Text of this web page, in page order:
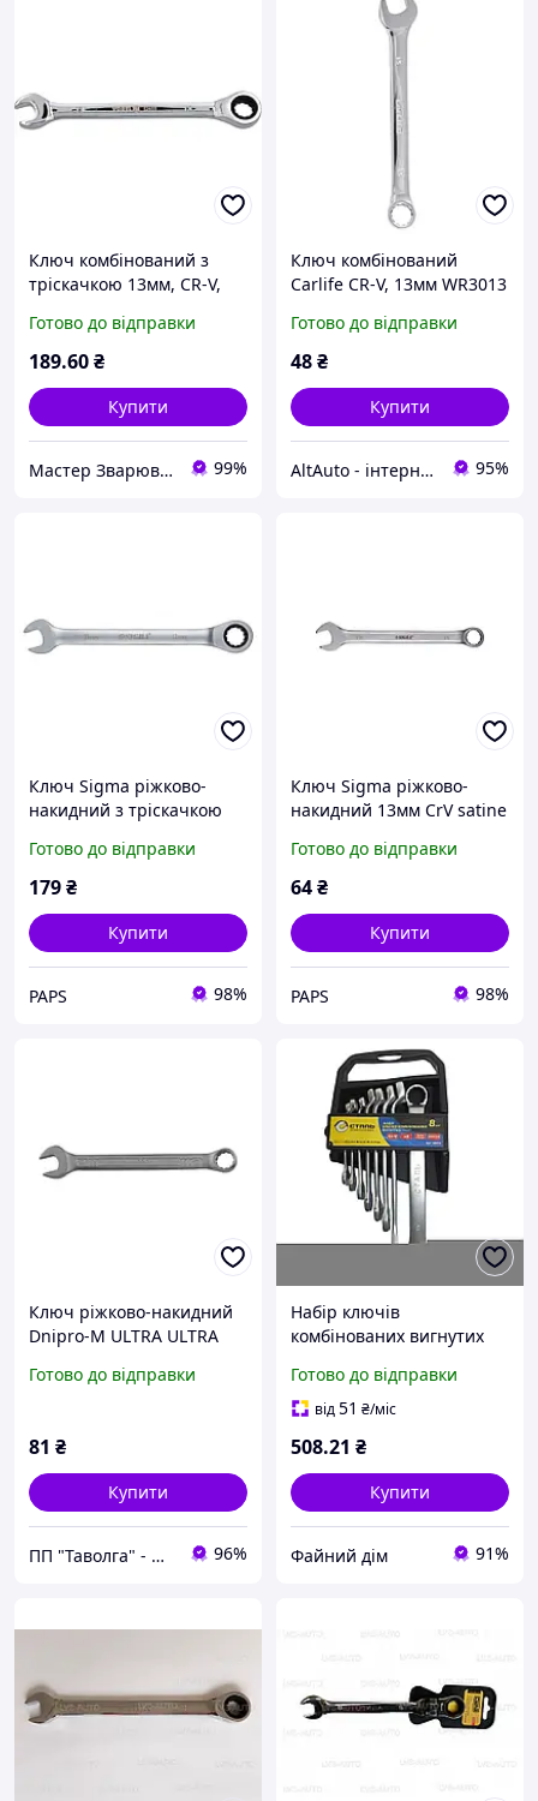
Ключ комбінований з
тріскачкою 13мм, CR-V,
Готово до відправки
189.60₴
Купити
Мастер Зварювання 99%
Ключ комбінований
Carlife CR-V, 13мм WR3013
Готово до відправки
48₴
Купити
AltAuto - інтернет магазин автозапчастин та автоаксесуарів 95%
Ключ Sigma ріжково-
накидний з тріскачкою
x
Готово до відправки
179₴
Купити
PAPS 98%
Ключ Sigma ріжково-
накидний 13мм CrV satine
Готово до відправки
64₴
Купити
PAPS 98%
Ключ ріжково-накидний
Dnipro-M ULTRA ULTRA
Готово до відправки
81 ₴
Купити
ПП "Таволга" - магазин запчастин та інструментів 96%
Набір ключів
комбінованих вигнутих
(6,7,8,9,10,11,12,13,14,17,1
9мм) CR-V, сатін,
Готово до відправки
від51 ₴/міс
508.21 ₴
Купити
Файний дім 91%